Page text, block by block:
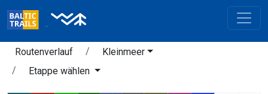
Routenverlauf
Kleinmeer
Etappe wählen